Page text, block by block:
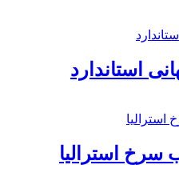
سرخ استرالیا